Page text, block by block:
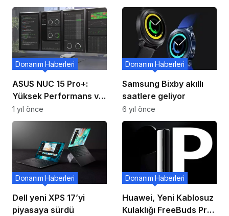
ASUS NUC 15 Pro+:
Yüksek Performans ve
Zarif Tasarım
Donanım Haberleri
1 yıl önce
Samsung Bixby akıllı
saatlere geliyor
Donanım Haberleri
6 yıl önce
Dell yeni XPS 17’yi
piyasaya sürdü
Donanım Haberleri
Huawei, Yeni Kablosuz
Kulaklığı FreeBuds Pro
Donanım Haberleri